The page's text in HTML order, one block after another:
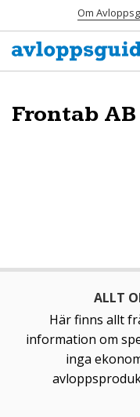
Om
Frontab AB
ALLT
Här finns allt
information om
inga